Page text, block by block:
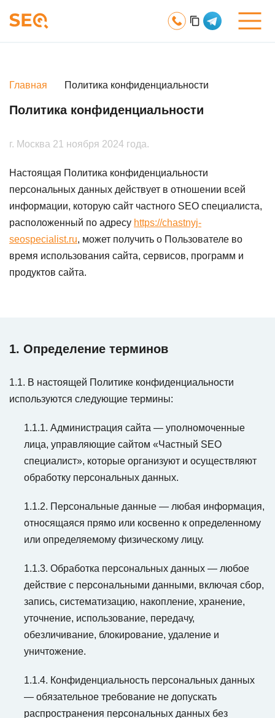
Контакты
Главная Политика конфиденциальности
Политика конфиденциальности
г. Москва 21 ноября 2024 года.
Настоящая Политика конфиденциальности
персональных данных действует в отношении всей
информации, которую сайт частного SEO специалиста,
расположенный по адресу https://chastnyj-
seospecialist.ru, может получить о Пользователе во
время использования сайта, сервисов, программ и
продуктов сайта.
1. Определение терминов
1.1. В настоящей Политике конфиденциальности
используются следующие термины:
1.1.1. Администрация сайта — уполномоченные
лица, управляющие сайтом «Частный SEO
специалист», которые организуют и осуществляют
обработку персональных данных.
1.1.2. Персональные данные — любая информация,
относящаяся прямо или косвенно к определенному
или определяемому физическому лицу.
1.1.3. Обработка персональных данных — любое
действие с персональными данными, включая сбор,
запись, систематизацию, накопление, хранение,
уточнение, использование, передачу,
обезличивание, блокирование, удаление и
уничтожение.
1.1.4. Конфиденциальность персональных данных
— обязательное требование не допускать
распространения персональных данных без